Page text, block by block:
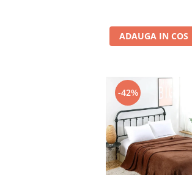
ADAUGA IN COS
-42%